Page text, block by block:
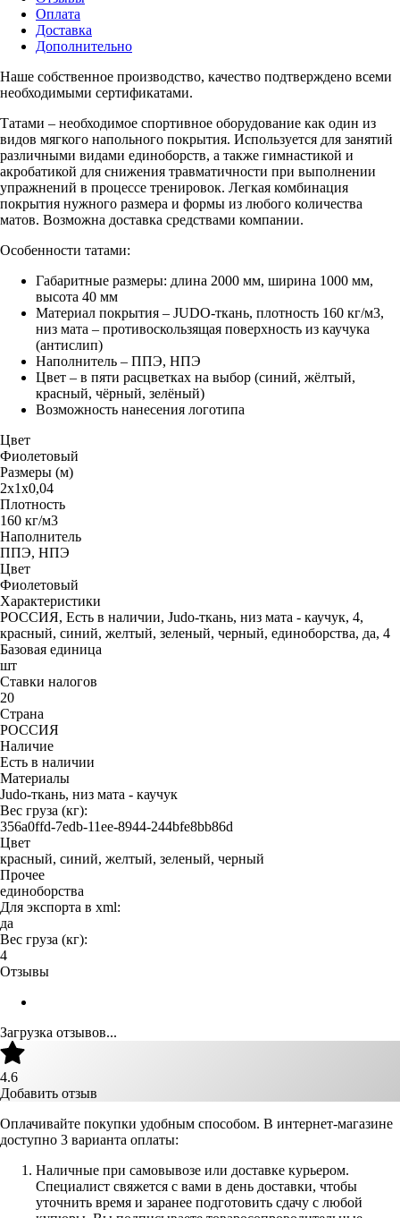
Оплата
Доставка
Дополнительно
Наше собственное производство, качество подтверждено всеми
необходимыми сертификатами.
Татами – необходимое спортивное оборудование как один из
видов мягкого напольного покрытия. Используется для занятий
различными видами единоборств, а также гимнастикой и
акробатикой для снижения травматичности при выполнении
упражнений в процессе тренировок. Легкая комбинация
покрытия нужного размера и формы из любого количества
матов. Возможна доставка средствами компании.
Особенности татами:
Габаритные размеры: длина 2000 мм, ширина 1000 мм,
высота 40 мм
Материал покрытия – JUDO-ткань, плотность 160 кг/м3,
низ мата – противоскользящая поверхность из каучука
(антислип)
Наполнитель – ППЭ, НПЭ
Цвет – в пяти расцветках на выбор (синий, жёлтый,
красный, чёрный, зелёный)
Возможность нанесения логотипа
Цвет
Фиолетовый
Размеры (м)
2х1х0,04
Плотность
160 кг/м3
Наполнитель
ППЭ, НПЭ
Цвет
Фиолетовый
Характеристики
РОССИЯ, Есть в наличии, Judo-ткань, низ мата - каучук, 4,
красный, синий, желтый, зеленый, черный, единоборства, да, 4
Базовая единица
шт
Ставки налогов
20
Страна
РОССИЯ
Наличие
Есть в наличии
Материалы
Judo-ткань, низ мата - каучук
Вес груза (кг):
356a0ffd-7edb-11ee-8944-244bfe8bb86d
Цвет
красный, синий, желтый, зеленый, черный
Прочее
единоборства
Для экспорта в xml:
да
Вес груза (кг):
4
Отзывы
Загрузка отзывов...
4.6
Добавить отзыв
Оплачивайте покупки удобным способом. В интернет-магазине
доступно 3 варианта оплаты:
Наличные при самовывозе или доставке курьером.
Специалист свяжется с вами в день доставки, чтобы
уточнить время и заранее подготовить сдачу с любой